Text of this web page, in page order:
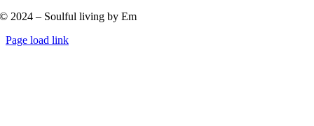
© 2024 – Soulful living by Em
Byt
Page load link